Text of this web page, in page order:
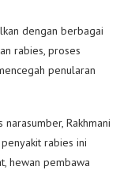
dengan berbagai
rabies, proses
penularan
narasumber, Rakhmani
rabies ini
hewan pembawa